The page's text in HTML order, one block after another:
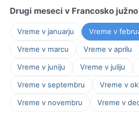
Drugi meseci v Francosko
Vreme v januarju
Vreme v
Vreme v marcu
Vreme v aprilu
Vreme v juniju
Vreme v juliju
Vreme v septembru
Vreme v
Vreme v novembru
Vreme v